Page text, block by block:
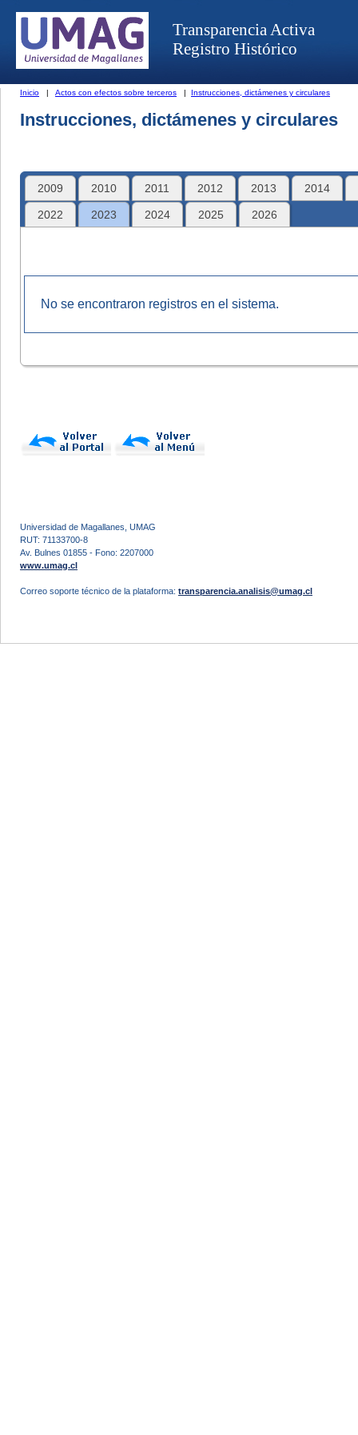
Transparencia Activa
Registro Histórico
Inicio | Actos con efectos sobre terceros | Instrucciones, dictámenes y circulares
Instrucciones, dictámenes y circulares
2009 2010 2011 2012 2013 2014
2022 2023 2024 2025 2026
No se encontraron registros en el sistema.
Universidad de Magallanes, UMAG
RUT: 71133700-8
Av. Bulnes 01855 - Fono: 2207000
www.umag.cl
Correo soporte técnico de la plataforma: transparencia.analisis@umag.cl